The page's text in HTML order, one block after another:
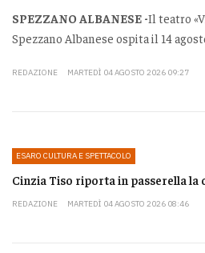
SPEZZANO ALBANESE -Il teatro
Spezzano Albanese ospita il 14
REDAZIONE MARTEDÌ 04 AGOSTO 2026 09:27
ESARO CULTURA E SPETTACOLO
Cinzia Tiso riporta in passerella la
REDAZIONE MARTEDÌ 04 AGOSTO 2026 08:46